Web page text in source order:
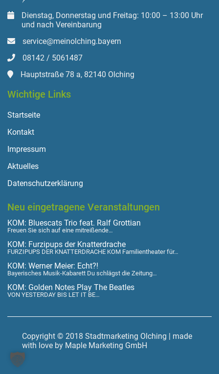
Dienstag, Donnerstag und Freitag: 10:00 – 13:00 Uhr
und nach Vereinbarung
service@meinolching.bayern
08142 / 5061487
Hauptstraße 78 a, 82140 Olching
Wichtige Links
Startseite
Kontakt
Impressum
Aktuelles
Datenschutzerklärung
Neu eingetragene Veranstaltungen
KOM: Bluescats Trio feat. Ralf Grottian
Freuen Sie sich auf eine mitreißende…
KOM: Furzipups der Knatterdrache
FURZIPUPS DER KNATTERDRACHE KOM Familientheater für…
KOM: Werner Meier: Echt?!
Bayerisches Musik-Kabarett Du schlägst die Zeitung…
KOM: Golden Notes Play The Beatles
VON YESTERDAY BIS LET IT BE…
Copyright © 2018 Stadtmarketing Olching | made
with love by Maple Marketing GmbH